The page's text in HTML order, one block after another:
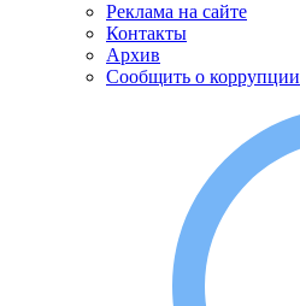
Реклама на сайте
Контакты
Архив
Сообщить о коррупции